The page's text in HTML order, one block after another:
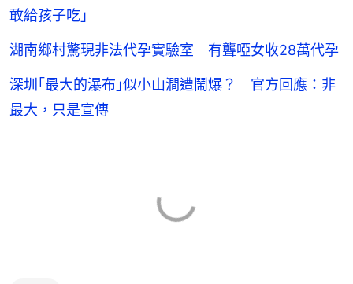
敢給孩子吃」
湖南鄉村驚現非法代孕實驗室 有聾啞女收28萬代孕
深圳｢最大的瀑布｣似小山澗遭鬧爆？ 官方回應：非
最大，只是宣傳